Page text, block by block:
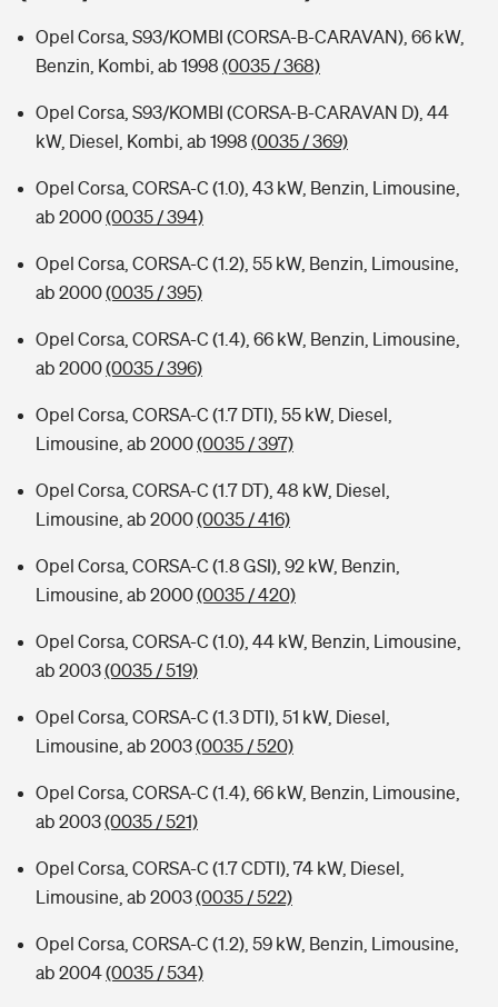
Wer versichert was: Jetzt Versicherer finden
Sie haben Fragen?
Musikinstrumentenversicherung
Zur Übersicht
Tools
Kinderunfall-Check: Mehr Sicherheit für deine Kids
Sie haben Fragen?
Rentenrechner: Wie viel Geld bekomme ich im Alter?
Opel Corsa, S93/KOMBI (CORSA-B-CARAVAN), 66 kW,
Benzin, Kombi, ab 1998 (0035 / 368)
Opel Corsa, S93/KOMBI (CORSA-B-CARAVAN D), 44
kW, Diesel, Kombi, ab 1998 (0035 / 369)
Opel Corsa, CORSA-C (1.0), 43 kW, Benzin, Limousine,
ab 2000(0035 / 394)
Opel Corsa, CORSA-C (1.2), 55 kW, Benzin, Limousine,
ab 2000(0035 / 395)
Opel Corsa, CORSA-C (1.4), 66 kW, Benzin, Limousine,
ab 2000(0035 / 396)
Opel Corsa, CORSA-C (1.7 DTI), 55 kW, Diesel,
Limousine, ab 2000(0035 / 397)
Opel Corsa, CORSA-C (1.7 DT), 48 kW, Diesel,
Limousine, ab 2000(0035 / 416)
Opel Corsa, CORSA-C (1.8 GSI), 92 kW, Benzin,
Limousine, ab 2000(0035 / 420)
Opel Corsa, CORSA-C (1.0), 44 kW, Benzin, Limousine,
ab 2003(0035 / 519)
Opel Corsa, CORSA-C (1.3 DTI), 51 kW, Diesel,
Limousine, ab 2003(0035 / 520)
Opel Corsa, CORSA-C (1.4), 66 kW, Benzin, Limousine,
ab 2003(0035 / 521)
Opel Corsa, CORSA-C (1.7 CDTI), 74 kW, Diesel,
Limousine, ab 2003(0035 / 522)
Opel Corsa, CORSA-C (1.2), 59 kW, Benzin, Limousine,
ab 2004(0035 / 534)